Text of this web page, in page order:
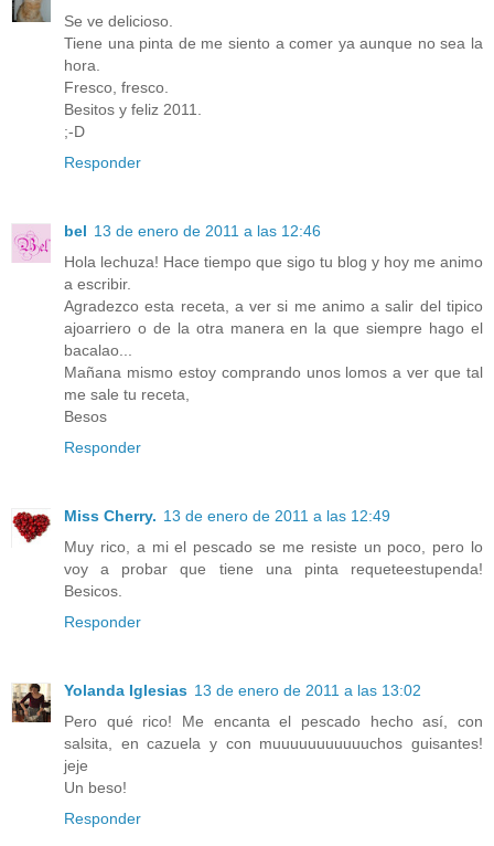
Se ve delicioso.
Tiene una pinta de me siento a comer ya aunque no sea la
hora.
Fresco, fresco.
Besitos y feliz 2011.
;-D
Responder
bel 13 de enero de 2011 a las 12:46
Hola lechuza! Hace tiempo que sigo tu blog y hoy me animo
a escribir.
Agradezco esta receta, a ver si me animo a salir del tipico
ajoarriero o de la otra manera en la que siempre hago el
bacalao...
Mañana mismo estoy comprando unos lomos a ver que tal
me sale tu receta,
Besos
Responder
Miss Cherry. 13 de enero de 2011 a las 12:49
Muy rico, a mi el pescado se me resiste un poco, pero lo
voy a probar que tiene una pinta requeteestupenda!
Besicos.
Responder
Yolanda Iglesias 13 de enero de 2011 a las 13:02
Pero qué rico! Me encanta el pescado hecho así, con
salsita, en cazuela y con muuuuuuuuuuuchos guisantes!
jeje
Un beso!
Responder